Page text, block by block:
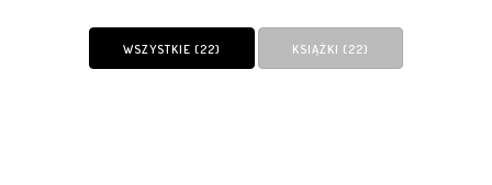
WSZYSTKIE (22) KSIĄŻKI (22)